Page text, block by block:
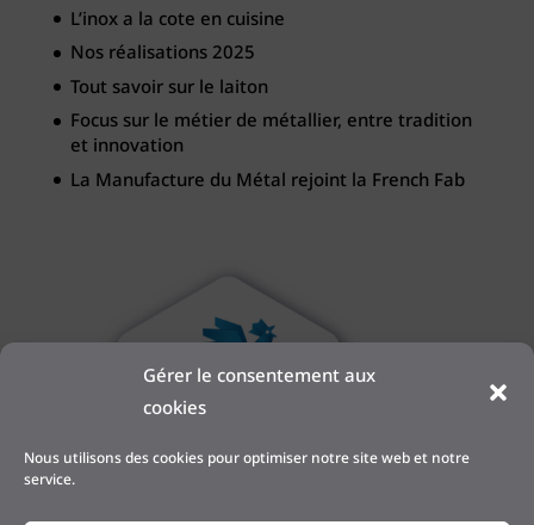
Gérer le consentement aux
cookies
Nous utilisons des cookies pour optimiser notre site web et notre
service.
L’inox a la cote en cuisine
Nos réalisations 2025
Tout savoir sur le laiton
Focus sur le métier de métallier, entre tradition
et innovation
La Manufacture du Métal rejoint la French Fab